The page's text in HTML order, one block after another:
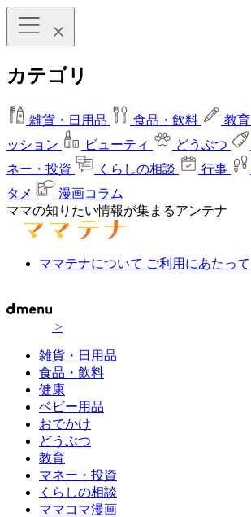
カテゴリ
雑貨・日用品 食品・飲料 教育
ッション
ビューティ どうぶつ
ネー・投資
くらしの相談 行事
タメ
漫画コラム
ママの知りたい情報が集まるアンテナ
ママテナについて ご利用にあたって
>
雑貨・日用品
食品・飲料
健康
ベビー用品
おでかけ
どうぶつ
教育
マネー・投資
くらしの相談
ママコマ漫画